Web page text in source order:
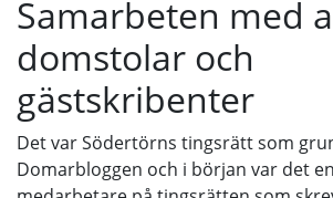
Samarbeten med
domstolar och
gästskribenter
Det var Södertörns tingsrätt som
Domarbloggen och i början var det